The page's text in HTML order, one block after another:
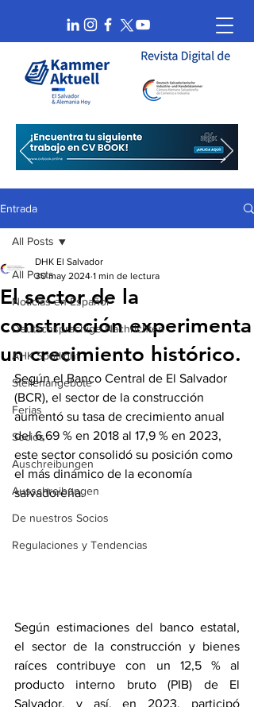
Entrada
All Posts
Noticias en Español
Deutschsprachige Nachrichten
AHK Spotlight
Stellenangebote
Ferias
Socios
Auschreibungen
Ausschreibungen
De nuestros Socios
Regulaciones y Tendencias
All Posts
El sector de la
construcción experimenta
un crecimiento histórico.
DHK El Salvador
30 may 2024 1 min de lectura
Según el Banco Central de El Salvador
(BCR), el sector de la construcción
aumentó su tasa de crecimiento anual
del 6,69 % en 2018 al 17,9 % en 2023,
este sector consolidó su posición como
el más dinámico de la economía
salvadoreña.
Según estimaciones del banco estatal,
el sector de la construcción y bienes
raíces contribuye con un 12,5 % al
producto interno bruto (PIB) de El
Salvador, y así, en 2023, participó